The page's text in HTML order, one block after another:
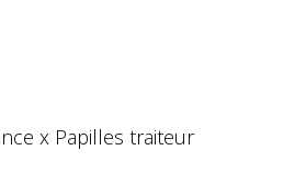
x Papilles traiteur